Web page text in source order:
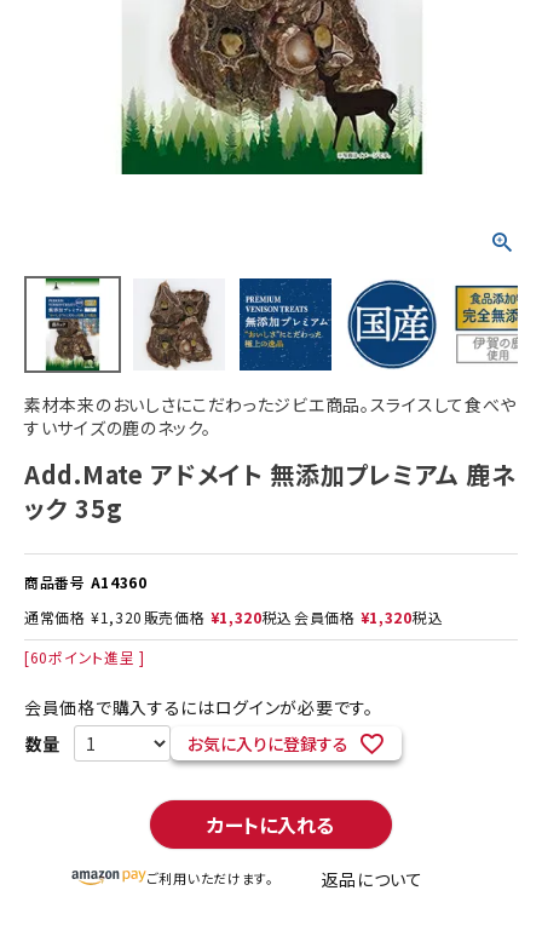
person 新規会員登録
素材本来のおいしさにこだわったジビエ商品。スライスして食べや
すいサイズの鹿のネック。
Add.Mate アドメイト 無添加プレミアム 鹿ネ
ック 35g
商品番号 A14360
通常価格 ¥1,320 販売価格 ¥1,320税込会員価格 ¥1,320税込
[60ポイント進呈 ]
会員価格で購入するにはログインが必要です。
お気に入りに登録する
カートに入れる
ご利用いただけます。 返品について